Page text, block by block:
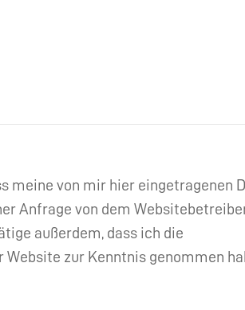
meine von mir hier eingetragenen
Anfrage von dem
außerdem, dass ich die
Website zur Kenntnis genommen